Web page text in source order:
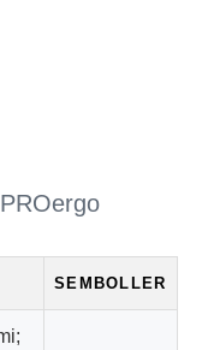
SEMBOLLER